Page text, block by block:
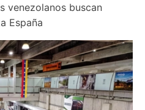
venezolanos buscan